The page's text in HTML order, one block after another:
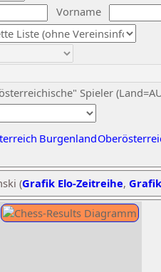
Vorname
Spieler
Burgenland
(Grafik Elo-Zeitreihe,